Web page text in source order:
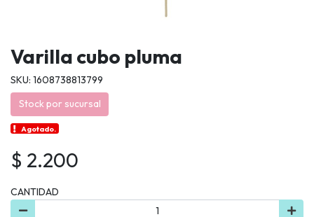
Varilla cubo pluma
SKU: 1608738813799
Stock por sucursal
Agotado.
$ 2.200
CANTIDAD